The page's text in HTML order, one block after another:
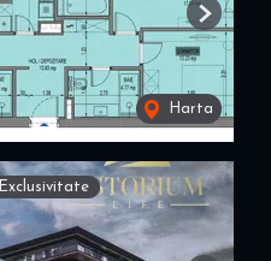
Harta
Next
Exclusivitate